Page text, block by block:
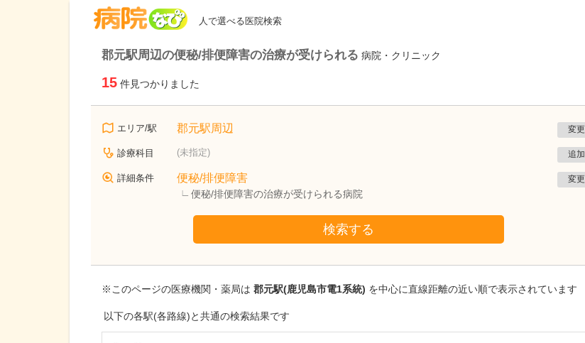
人で選べる医院検索
郡元駅周辺の便秘/排便障害の治療が受けられる 病院・クリニック
15 件見つかりました
エリア/駅 郡元駅周辺 変更
診療科目 (未指定) 追加
詳細条件 便秘/排便障害
便秘/排便障害の治療が受けられる病院
変更
検索する
※このページの医療機関・薬局は 郡元駅(鹿児島市電1系統) を中心に直線距離の近い順で表示されています
以下の各駅(各路線)と共通の検索結果です
緑ヶ丘クリニック
新田 翔 院長